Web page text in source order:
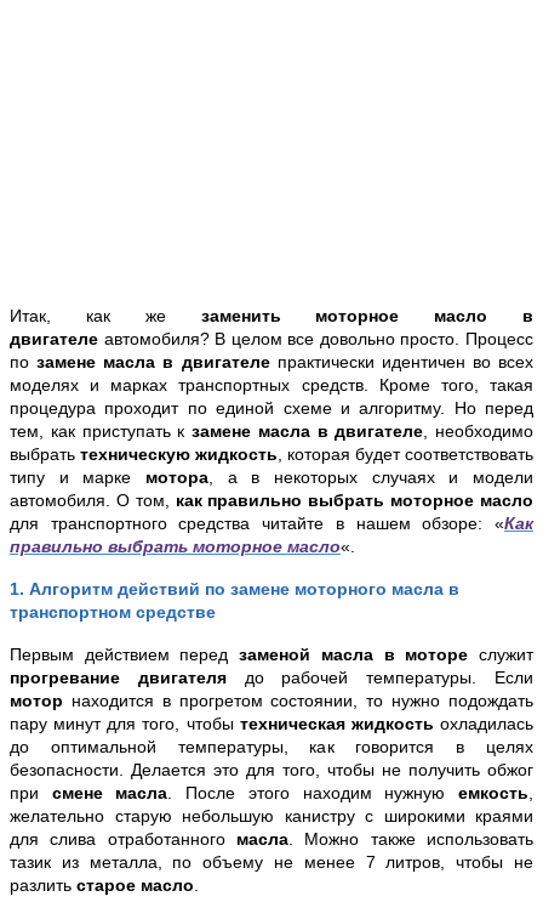
Итак, как же заменить моторное масло в
двигателе автомобиля? В целом все довольно просто. Процесс
позамене масла в двигателепрактически идентичен во всех
моделях и марках транспортных средств. Кроме того, такая
процедура проходит по единой схеме и алгоритму. Но перед
тем, как приступать к замене масла в двигателе , необходимо
выбрать техническую жидкость , которая будет соответствовать
типу и марке мотора , а в некоторых случаях и модели
автомобиля. О том, как правильно выбрать моторное масло
для транспортного средства читайте в нашем обзоре: «Как
правильно выбрать моторное масло«.
1. Алгоритм действий по замене моторного масла в
транспортном средстве
Первым действием передзаменой масла в моторе служит
прогревание двигателядо рабочей температуры. Если
мотор находится в прогретом состоянии, то нужно подождать
пару минут для того, чтобы техническая жидкость охладилась
до оптимальной температуры, как говорится в целях
безопасности. Делается это для того, чтобы не получить обжог
при смене масла . После этого находим нужнуюемкость
желательно старую небольшую канистру с широкими краями
для слива отработанного масла . Можно также использовать
тазик из металла, по объему не менее 7 литров, чтобы не
разлить старое масло